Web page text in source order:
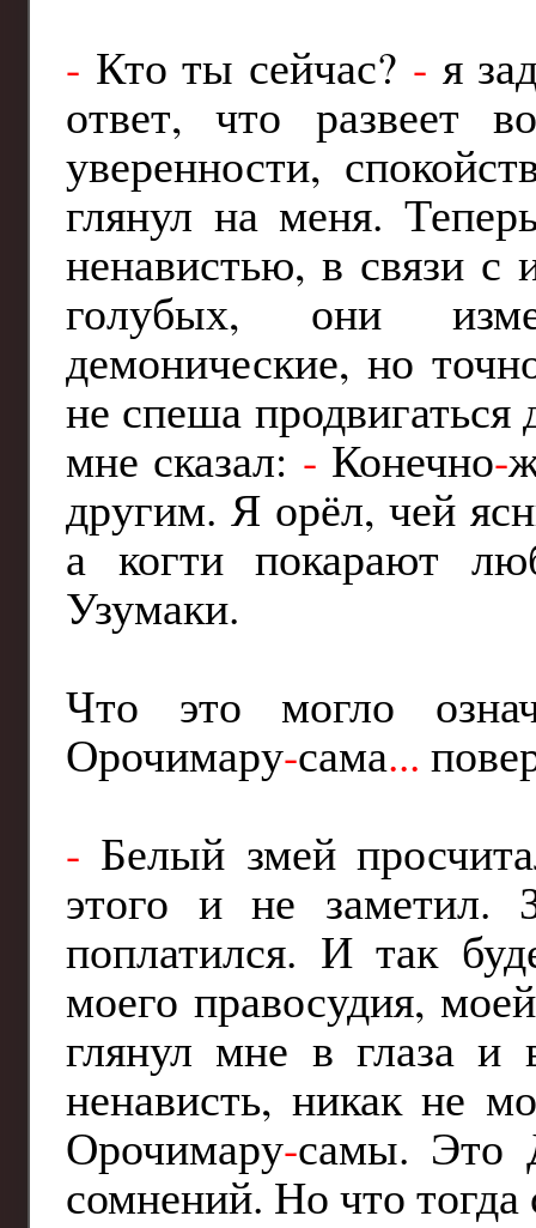
- Кто ты сейчас? - я
ответ, что развеет
уверенности,
глянул на меня.
ненавистью, в связи с
голубых, они
демонические, но
не спеша
мне сказал: - Конечно-
другим. Я орёл, чей
а когти покарают
Узумаки.
Что это могло
Орочимару-сама...
- Белый змей
этого и не заметил.
поплатился. И так
моего правосудия,
глянул мне в глаза и
ненависть, никак не
Орочимару-самы. Это
сомнений. Но что тогда